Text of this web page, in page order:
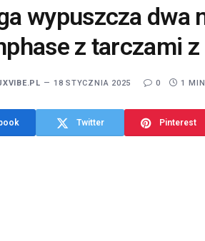
wypuszcza dwa
z tarczami
18 STYCZNIA 2025 0 1
Twitter Pinterest